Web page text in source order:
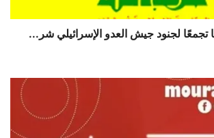
تجمعًا لجنود جيش العدو الإسرائيلي شر...